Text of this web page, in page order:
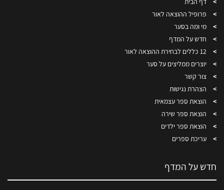
פרופיל ההוצאה לאור
מי ומה בסער
חדש על המדף
12 כללים לבחירת ההוצאה לאור
יוצרים ממליצים על סער
צור קשר
הצהרת נגישות
הוצאת ספר עצמאית
הוצאת ספר שירה
הוצאת ספר ילדים
עריכת ספרים
חדש על המדף